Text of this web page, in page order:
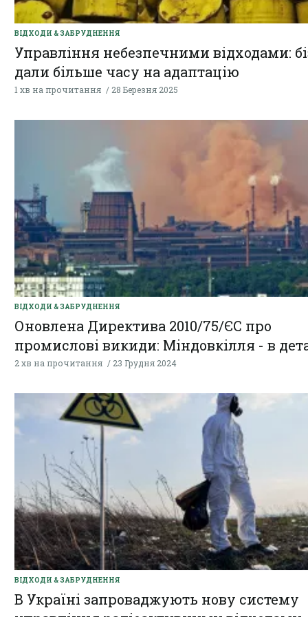
ВІДХОДИ & ЗАБРУДНЕННЯ
Управління небезпечними відходами:
дали більше часу на адаптацію
1 хв на прочитання 28 Березня 2025
ВІДХОДИ & ЗАБРУДНЕННЯ
Оновлена Директива 2010/75/ЄС про
промислові викиди: Міндовкілля - в
2 хв на прочитання 23 Грудня 2024
ВІДХОДИ & ЗАБРУДНЕННЯ
В Україні запроваджують нову систему